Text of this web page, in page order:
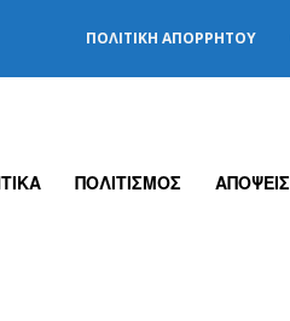
ΠΟΛΙΤΙΚΉ ΑΠΟΡΡΉΤΟΥ
ΠΟΛΙΤΙΣΜΟΣ ΑΠΟΨΕΙΣ